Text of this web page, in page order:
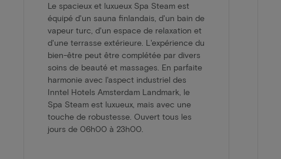
Le spacieux et luxueux Spa Steam est
équipé d'un sauna finlandais, d'un bain de
vapeur turc, d'un espace de relaxation et
d'une terrasse extérieure. L'expérience du
bien-être peut être complétée par divers
soins de beauté et massages. En parfaite
harmonie avec l'aspect industriel des
Inntel Hotels Amsterdam Landmark, le
Spa Steam est luxueux, mais avec une
touche de robustesse. Ouvert tous les
jours de 06h00 à 23h00.